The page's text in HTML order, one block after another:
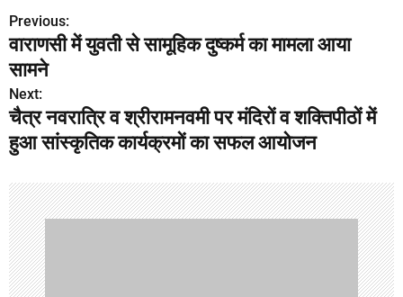
P
o
s
t
n
a
v
i
Previous:
वाराणसी में युवती से सामूहिक दुष्कर्म का मामला आया
सामने
Next:
चैत्र नवरात्रि व श्रीरामनवमी पर मंदिरों व शक्तिपीठों में
हुआ सांस्कृतिक कार्यक्रमों का सफल आयोजन